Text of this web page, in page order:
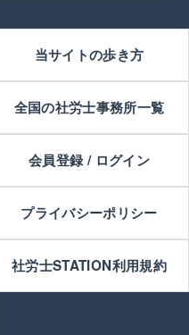
当サイトの歩き方
全国の社労士事務所一覧
会員登録 / ログイン
プライバシーポリシー
社労士STATION利用規約